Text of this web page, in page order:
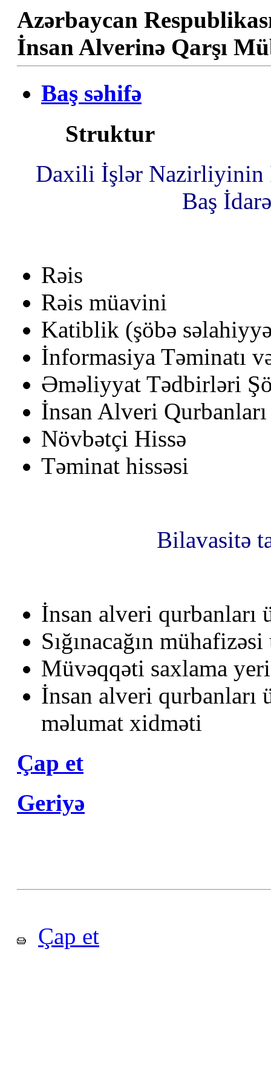
Azərbaycan
İnsan Alverinə Qarşı
Baş səhifə
Struktur
Daxili İşlər Nazirliyinin
Baş
Rəis
Rəis müavini
Katiblik (şöbə
İnformasiya Təminatı
Əməliyyat Tədbirləri
İnsan Alveri
Növbətçi Hissə
Təminat hissəsi
Bilavasitə
İnsan alveri qurbanları
Sığınacağın
Müvəqqəti saxlama yeri
İnsan alveri
məlumat xidməti
Çap et
Geriyə
Çap et